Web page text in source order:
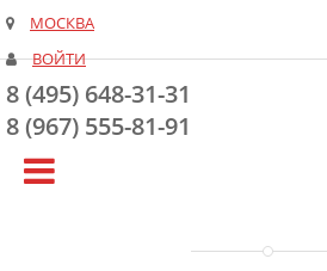
МОСКВА
ВОЙТИ
8 (495) 648-31-31
8 (967) 555-81-91